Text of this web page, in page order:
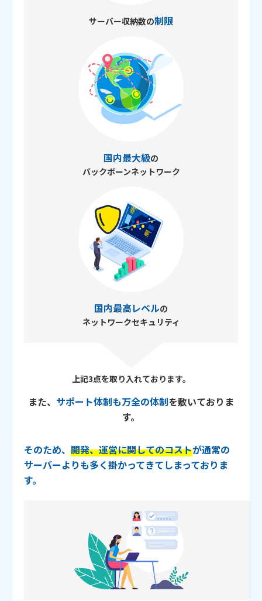
サーバー収納数の制限
国内最大級の
バックボーンネットワーク
国内最高レベルの
ネットワークセキュリティ
上記3点を取り入れております。
また、 サポート体制も万全の体制を敷いておりま
す。
そのため、 開発、運営に関してのコストが通常の
サーバーよりも多く掛かってきてしまっておりま
す。